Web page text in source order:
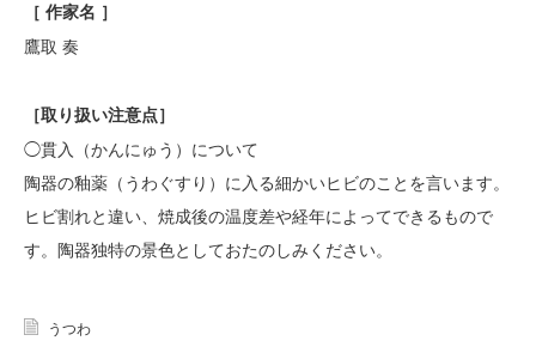
［ 作家名 ］
鷹取 奏
［取り扱い注意点］
◯貫入（かんにゅう）について
陶器の釉薬（うわぐすり）に入る細かいヒビのことを言います。
ヒビ割れと違い、焼成後の温度差や経年によってできるもので
す。陶器独特の景色としておたのしみください。
うつわ